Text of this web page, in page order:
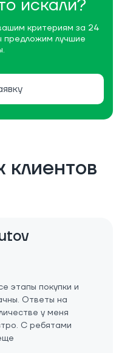
искали?
критериям за 24
предложим лучшие
этапы покупки и
Ответы на
у меня
С ребятами